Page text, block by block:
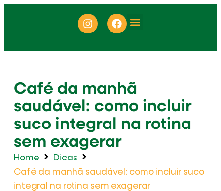
Café da manhã
saudável: como incluir
suco integral na rotina
sem exagerar
Home
Dicas
Café da manhã saudável: como incluir suco
integral na rotina sem exagerar